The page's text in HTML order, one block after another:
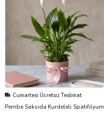
Cumartesi Ücretsiz Teslimat
Pembe Saksıda Kurdeleli Spatifilyum